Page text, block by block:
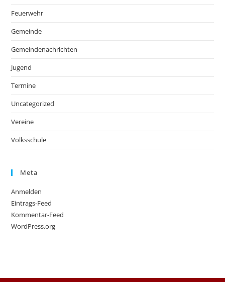
Feuerwehr
Gemeinde
Gemeindenachrichten
Jugend
Termine
Uncategorized
Vereine
Volksschule
Meta
Anmelden
Eintrags-Feed
Kommentar-Feed
WordPress.org